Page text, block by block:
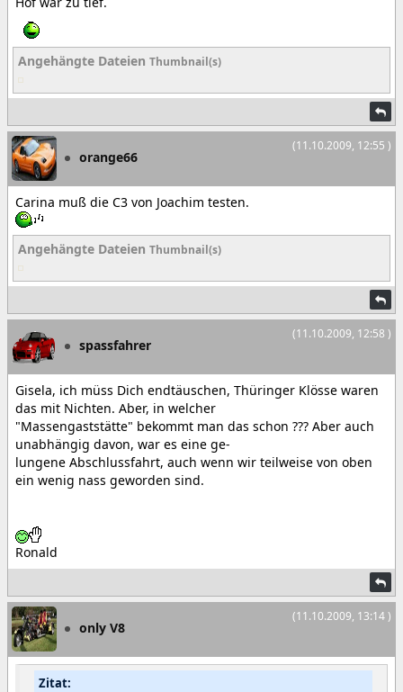
Angehängte Dateien Thumbnail(s)
(11.10.2009, 12:55 )
orange66
Carina muß die C3 von Joachim testen.
Angehängte Dateien Thumbnail(s)
(11.10.2009, 12:58 )
spassfahrer
Gisela, ich müss Dich endtäuschen, Thüringer Klösse waren
das mit Nichten. Aber, in welcher
"Massengaststätte" bekommt man das schon ??? Aber auch
unabhängig davon, war es eine ge-
lungene Abschlussfahrt, auch wenn wir teilweise von oben
ein wenig nass geworden sind.
Ronald
(11.10.2009, 13:14 )
only V8
Zitat: